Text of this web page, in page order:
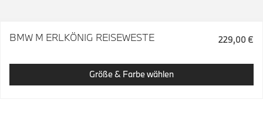
BMW M ERLKÖNIG REISEWESTE 229,00 €
Größe & Farbe wählen